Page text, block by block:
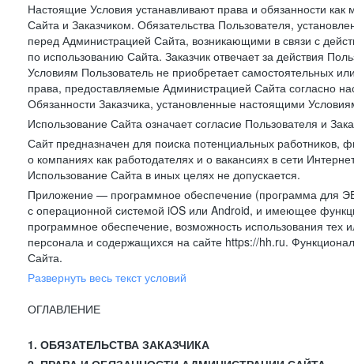
Настоящие Условия устанавливают права и обязанности
Сайта и Заказчиком. Обязательства Пользователя,
перед Администрацией Сайта, возникающими в связи с
по использованию Сайта. Заказчик отвечает за действия
Условиям Пользователь не приобретает самостоятельных
права, предоставляемые Администрацией Сайта согласно
Обязанности Заказчика, установленные настоящими
Использование Сайта означает согласие Пользователя и
Сайт предназначен для поиска потенциальных
о компаниях как работодателях и о вакансиях в сети
Использование Сайта в иных целях не допускается.
Приложение — программное обеспечение (программа для
с операционной системой iOS или Android, и имеющее
программное обеспечение, возможность использования
персонала и содержащихся на сайте https://hh.ru.
Сайта.
Развернуть весь текст условий
ОГЛАВЛЕНИЕ
1. ОБЯЗАТЕЛЬСТВА ЗАКАЗЧИКА